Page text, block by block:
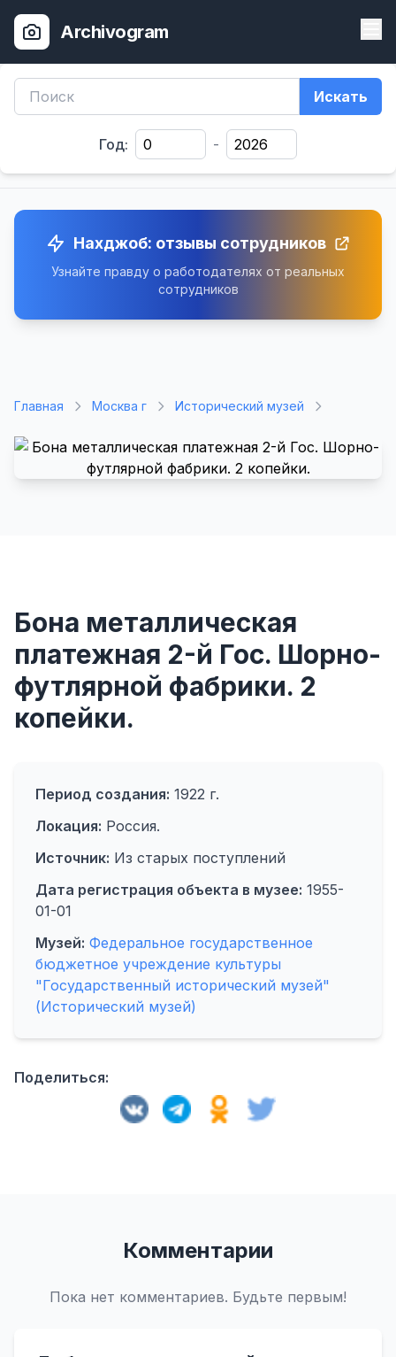
Archivogram
Искать
Год: -
Нахджоб: отзывы сотрудников
Узнайте правду о работодателях от реальных
сотрудников
Главная Москва г Исторический музей
Бона металлическая
платежная 2-й Гос. Шорно-
футлярной фабрики. 2
копейки.
Период создания: 1922 г.
Локация: Россия.
Источник: Из старых поступлений
Дата регистрация объекта в музее: 1955-
01-01
Музей: Федеральное государственное
бюджетное учреждение культуры
"Государственный исторический музей"
(Исторический музей)
Поделиться:
Комментарии
Пока нет комментариев. Будьте первым!